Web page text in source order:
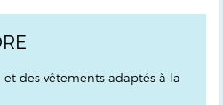
et des vêtements adaptés à la